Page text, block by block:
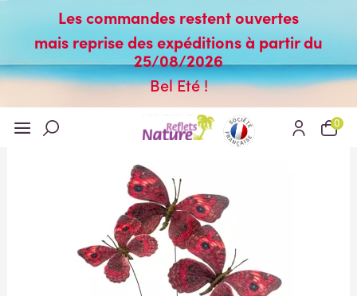
Les commandes restent ouvertes
mais reprise des expéditions à partir du
25/08/2026
Bel Eté !
0